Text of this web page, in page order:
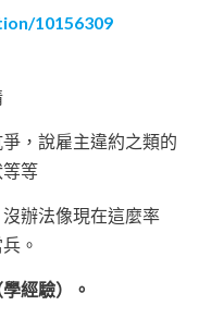
10156309
，說雇主違約之類的
等
辦法像現在這麼率
。
經驗）。